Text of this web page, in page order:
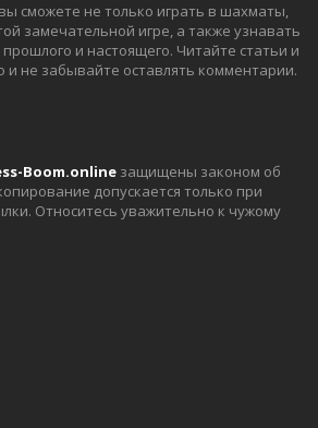
сможете не только играть в шахматы,
замечательной игре, а также узнавать
и настоящего. Читайте статьи и
и не забывайте оставлять комментарии.
Boom.online защищены законом об
допускается только при
Относитесь уважительно к чужому